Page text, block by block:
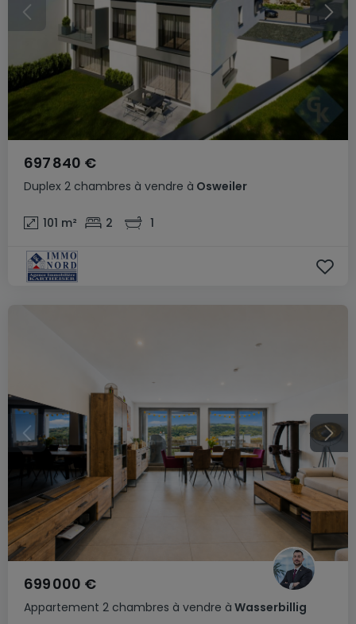
Duplex 2 chambres à vendre à Osweiler
697 840 €
101 m² 2 1
Appartement 2 chambres à vendre à Wasserbillig
699 000 €